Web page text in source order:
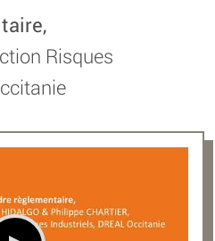
Risques